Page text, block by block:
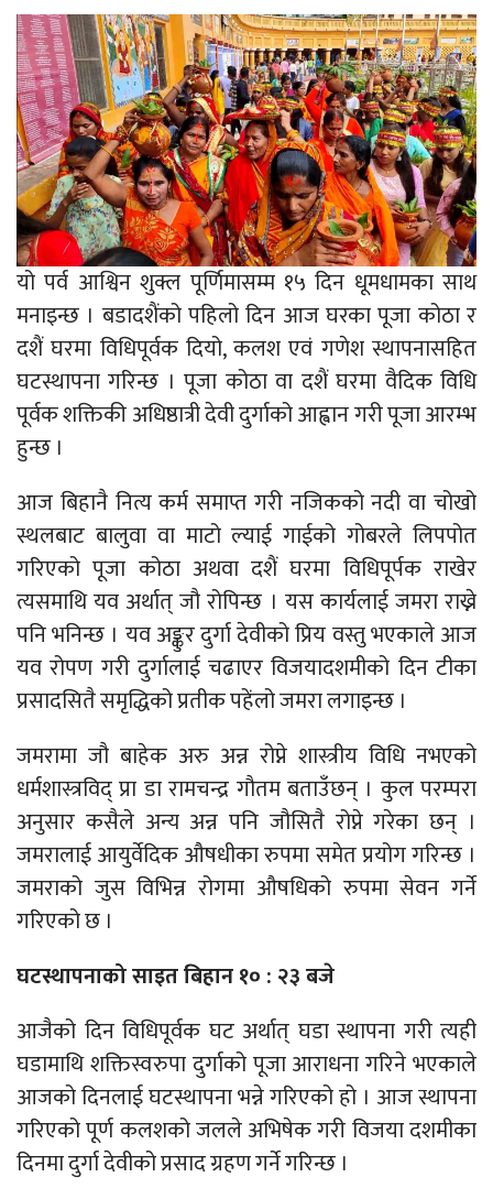
यो पर्व आश्विन शुक्ल पूर्णिमासम्म १५ दिन धूमधामका साथ
मनाइन्छ । बडादशैंको पहिलो दिन आज घरका पूजा कोठा र
दशैं घरमा विधिपूर्वक दियो, कलश एवं गणेश स्थापनासहित
घटस्थापना गरिन्छ । पूजा कोठा वा दशैं घरमा वैदिक विधि
पूर्वक शक्तिकी अधिष्ठात्री देवी दुर्गाको आह्वान गरी पूजा आरम्भ
हुन्छ ।
आज बिहानै नित्य कर्म समाप्त गरी नजिकको नदी वा चोखो
स्थलबाट बालुवा वा माटो ल्याई गाईको गोबरले लिपपोत
गरिएको पूजा कोठा अथवा दशैं घरमा विधिपूर्पक राखेर
त्यसमाथि यव अर्थात् जौ रोपिन्छ । यस कार्यलाई जमरा राख्ने
पनि भनिन्छ । यव अङ्कुर दुर्गा देवीको प्रिय वस्तु भएकाले आज
यव रोपण गरी दुर्गालाई चढाएर विजयादशमीको दिन टीका
प्रसादसितै समृद्धिको प्रतीक पहेंलो जमरा लगाइन्छ ।
जमरामा जौ बाहेक अरु अन्न रोप्ने शास्त्रीय विधि नभएको
धर्मशास्त्रविद् प्रा डा रामचन्द्र गौतम बताउँछन् । कुल परम्परा
अनुसार कसैले अन्य अन्न पनि जौसितै रोप्ने गरेका छन् ।
जमरालाई आयुर्वेदिक औषधीका रुपमा समेत प्रयोग गरिन्छ ।
जमराको जुस विभिन्न रोगमा औषधिको रुपमा सेवन गर्ने
गरिएको छ ।
घटस्थापनाको साइत बिहान १० : २३ बजे
आजैको दिन विधिपूर्वक घट अर्थात् घडा स्थापना गरी त्यही
घडामाथि शक्तिस्वरुपा दुर्गाको पूजा आराधना गरिने भएकाले
आजको दिनलाई घटस्थापना भन्ने गरिएको हो । आज स्थापना
गरिएको पूर्ण कलशको जलले अभिषेक गरी विजया दशमीका
दिनमा दुर्गा देवीको प्रसाद ग्रहण गर्ने गरिन्छ ।